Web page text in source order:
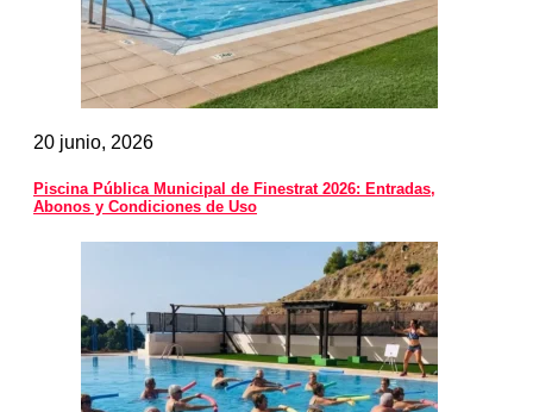
20 junio, 2026
Piscina Pública Municipal de Finestrat 2026: Entradas,
Abonos y Condiciones de Uso